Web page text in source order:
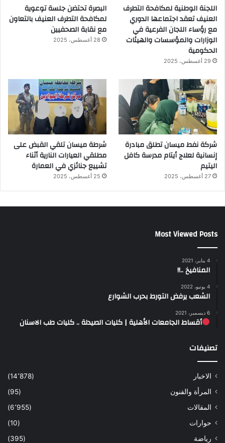
اللجنة الوطنية لمكافحة التطرف
العنيف تعقد اجتماعها الدوري
مع رؤساء اللجان الفرعية في
الوزارات والمؤسسات والهيئات
الحكومية
29 أغسطس، 2025
البصرة تحتضن جلسة توعوية
لمكافحة التطرف العنيف بالتعاون
مع نقابة الصحفيين
28 أغسطس، 2025
شركة نفط ميسان تطلق مبادرة
إنسانية لعلاج أيتام مدرسة كافل
اليتيم
27 أغسطس، 2025
شرطة ميسان تلقي القبض على
مطلقي العيارات النارية أثناء
تشييع جنائزي في العمارة
25 أغسطس، 2025
Most Viewed Posts
4 يناير، 2021
المنافيخ ..!!
4 يونيو، 2022
الشعب يرفض التورط بحرب الشوارع
6 ديسمبر، 2021
أقساط الجامعات الأهلية | كليات الصيدلة .. كليات طب الاسنان
تصنيفات
الاخبار
(14٬878)
المرأة والفنون
(95)
المقالات
(6٬955)
حوارات
(10)
رياضة
(395)